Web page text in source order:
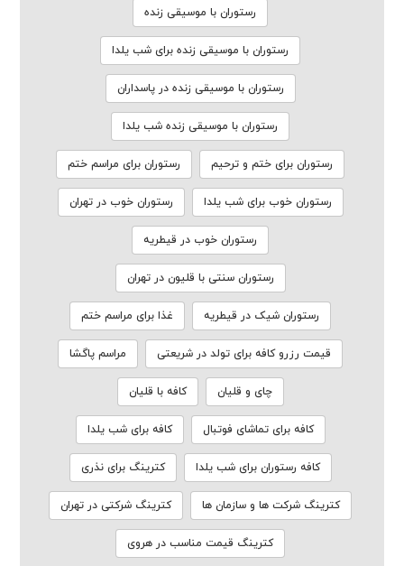
رستوران با موسیقی زنده
رستوران با موسیقی زنده برای شب یلدا
رستوران با موسیقی زنده در پاسداران
رستوران با موسیقی زنده شب یلدا
رستوران برای ختم و ترحیم رستوران برای مراسم ختم
رستوران خوب برای شب یلدا رستوران خوب در تهران
رستوران خوب در قیطریه
رستوران سنتی با قلیون در تهران
رستوران شیک در قیطریه غذا برای مراسم ختم
قیمت رزرو کافه برای تولد در شریعتی مراسم پاگشا
چای و قلیان کافه با قلیان
کافه برای تماشای فوتبال کافه برای شب یلدا
کافه رستوران برای شب یلدا کترینگ برای نذری
کترینگ شرکت ها و سازمان ها کترینگ شرکتی در تهران
کترینگ قیمت مناسب در هروی